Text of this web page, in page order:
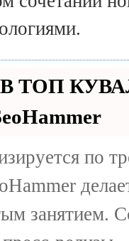
В ТОП
по
занятием.